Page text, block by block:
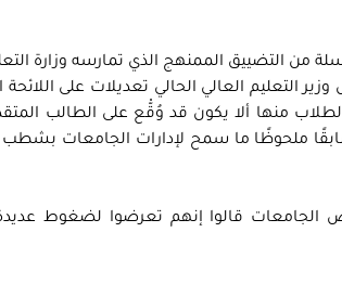
من التضييق الممنهج الذي تمارسه وزارة
التعليم العالي الحالي تعديلات على اللائحة
منها ألا يكون قد وُقّْع على الطالب
ملحوظًا ما سمح لإدارات الجامعات بشطب
الجامعات قالوا إنهم تعرضوا لضغوط